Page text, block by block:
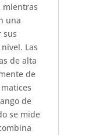
mientras
una
sus
Las
de alta
de
de
se mide